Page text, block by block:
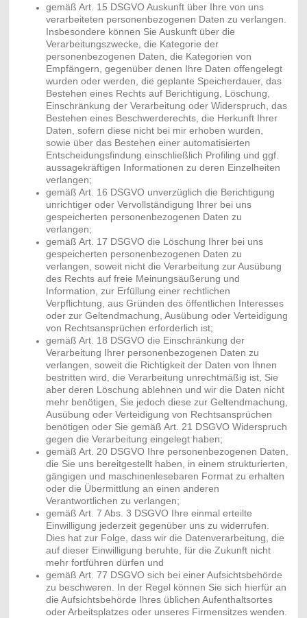
gemäß Art. 15 DSGVO Auskunft über Ihre von uns
verarbeiteten personenbezogenen Daten zu verlangen.
Insbesondere können Sie Auskunft über die
Verarbeitungszwecke, die Kategorie der
personenbezogenen Daten, die Kategorien von
Empfängern, gegenüber denen Ihre Daten offengelegt
wurden oder werden, die geplante Speicherdauer, das
Bestehen eines Rechts auf Berichtigung, Löschung,
Einschränkung der Verarbeitung oder Widerspruch, das
Bestehen eines Beschwerderechts, die Herkunft Ihrer
Daten, sofern diese nicht bei mir erhoben wurden,
sowie über das Bestehen einer automatisierten
Entscheidungsfindung einschließlich Profiling und ggf.
aussagekräftigen Informationen zu deren Einzelheiten
verlangen;
gemäß Art. 16 DSGVO unverzüglich die Berichtigung
unrichtiger oder Vervollständigung Ihrer bei uns
gespeicherten personenbezogenen Daten zu
verlangen;
gemäß Art. 17 DSGVO die Löschung Ihrer bei uns
gespeicherten personenbezogenen Daten zu
verlangen, soweit nicht die Verarbeitung zur Ausübung
des Rechts auf freie Meinungsäußerung und
Information, zur Erfüllung einer rechtlichen
Verpflichtung, aus Gründen des öffentlichen Interesses
oder zur Geltendmachung, Ausübung oder Verteidigung
von Rechtsansprüchen erforderlich ist;
gemäß Art. 18 DSGVO die Einschränkung der
Verarbeitung Ihrer personenbezogenen Daten zu
verlangen, soweit die Richtigkeit der Daten von Ihnen
bestritten wird, die Verarbeitung unrechtmäßig ist, Sie
aber deren Löschung ablehnen und wir die Daten nicht
mehr benötigen, Sie jedoch diese zur Geltendmachung,
Ausübung oder Verteidigung von Rechtsansprüchen
benötigen oder Sie gemäß Art. 21 DSGVO Widerspruch
gegen die Verarbeitung eingelegt haben;
gemäß Art. 20 DSGVO Ihre personenbezogenen Daten,
die Sie uns bereitgestellt haben, in einem strukturierten,
gängigen und maschinenlesebaren Format zu erhalten
oder die Übermittlung an einen anderen
Verantwortlichen zu verlangen;
gemäß Art. 7 Abs. 3 DSGVO Ihre einmal erteilte
Einwilligung jederzeit gegenüber uns zu widerrufen.
Dies hat zur Folge, dass wir die Datenverarbeitung, die
auf dieser Einwilligung beruhte, für die Zukunft nicht
mehr fortführen dürfen und
gemäß Art. 77 DSGVO sich bei einer Aufsichtsbehörde
zu beschweren. In der Regel können Sie sich hierfür an
die Aufsichtsbehörde Ihres üblichen Aufenthaltsortes
oder Arbeitsplatzes oder unseres Firmensitzes wenden.